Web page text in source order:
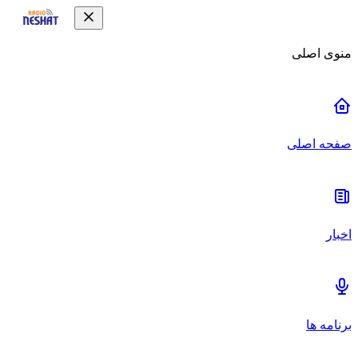
منوی اصلی
صفحه اصلی
اخبار
برنامه ها